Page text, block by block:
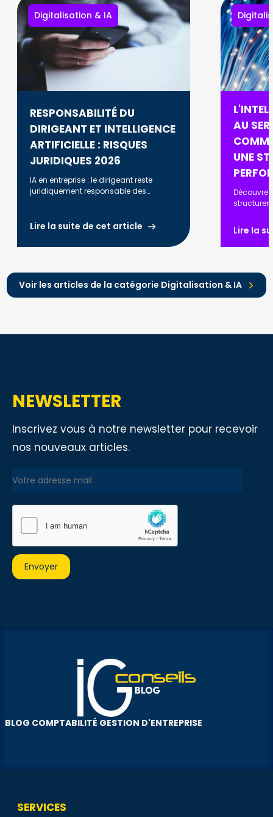
Digitalisation & IA
RESPONSABILITÉ DU
DIRIGEANT ET INTELLIGENCE
ARTIFICIELLE : RISQUES
JURIDIQUES 2026
IA en entreprise : le dirigeant reste
juridiquement responsable des
savoir en 2026.
Lire la suite de cet article
AU
UNE
structurer
optimiser
renforcer
Lire la
Voir les articles de la catégorie Digitalisation & IA
NEWSLETTER
Inscrivez vous à notre newsletter pour recevoir
nos nouveaux articles.
BLOG COMPTABILITÉ GESTION D'ENTREPRISE
SERVICES